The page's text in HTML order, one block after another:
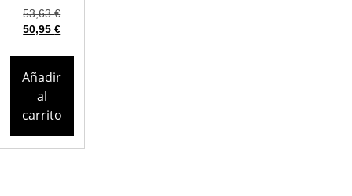
53,63€
50,95€
Añadir
al
carrito